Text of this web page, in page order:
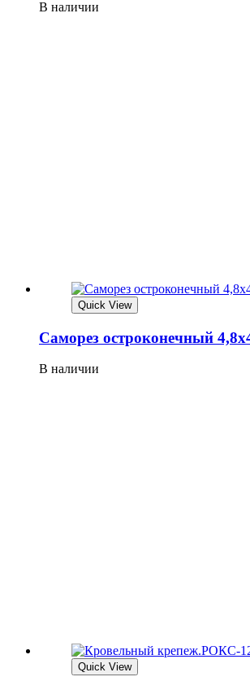
В наличии
Quick View
Саморез остроконечный
В наличии
Quick View